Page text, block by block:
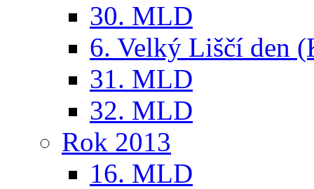
30. MLD
6. Velký Liščí den
31. MLD
32. MLD
Rok 2013
16. MLD